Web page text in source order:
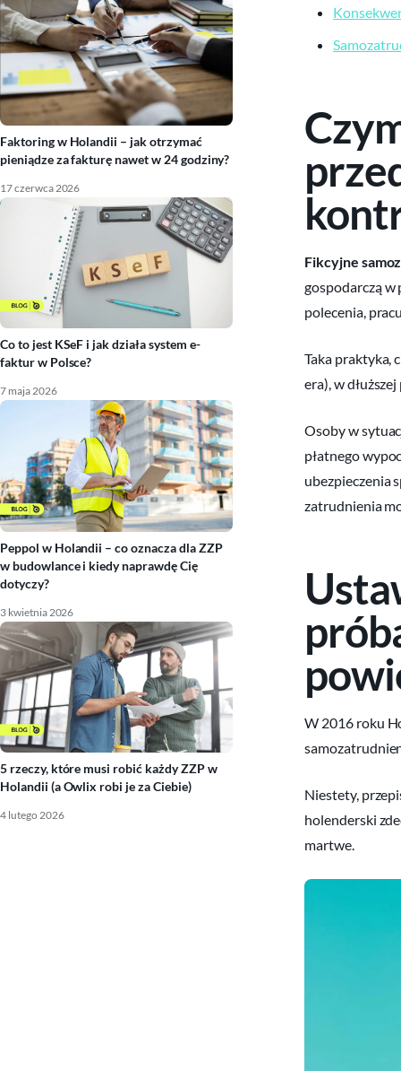
Faktoring w Holandii – jak otrzymać
pieniądze za fakturę nawet w 24 godziny?
17 czerwca 2026
Co to jest KSeF i jak działa system e-
faktur w Polsce?
7 maja 2026
Peppol w Holandii – co oznacza dla ZZP
w budowlance i kiedy naprawdę Cię
dotyczy?
3 kwietnia 2026
5 rzeczy, które musi robić każdy ZZP w
Holandii (a Owlix robi je za Ciebie)
4 lutego 2026
Fikcyjne
gospodarczą w
polecenia,
Taka praktyka,
era), w
Osoby w
płatnego
ubezpieczenia
zatrudnienia
W 2016 roku
Niestety,
holenderski
martwe.